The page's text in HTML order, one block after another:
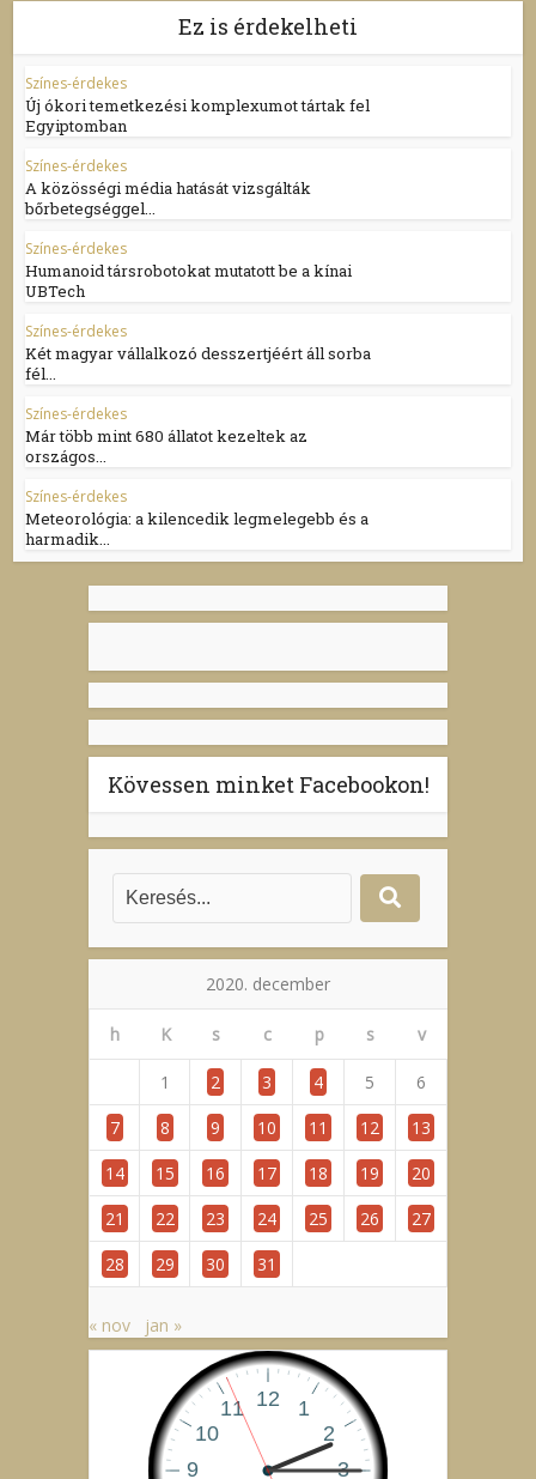
Ez is érdekelheti
Színes-érdekes
Új ókori temetkezési komplexumot tártak fel
Egyiptomban
Színes-érdekes
A közösségi média hatását vizsgálták
bőrbetegséggel...
Színes-érdekes
Humanoid társrobotokat mutatott be a kínai
UBTech
Színes-érdekes
Két magyar vállalkozó desszertjéért áll sorba
fél...
Színes-érdekes
Már több mint 680 állatot kezeltek az
országos...
Színes-érdekes
Meteorológia: a kilencedik legmelegebb és a
harmadik...
Kövessen minket Facebookon!
2020. december
h K s c p s v
1 2 3 4 5
6
7
8 9 10 11 12
13
14
15 16 17 18 19
20
21
22 23 24 25 26
27
28
29 30 31
« nov jan »